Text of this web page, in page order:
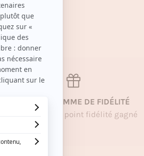
UN PROGRAMME DE FIDÉLITÉ
1€ dépensé = 1 point fidélité gagné